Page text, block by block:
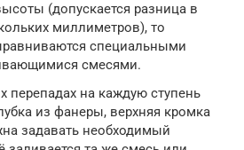
(допускается разница в
миллиметров), то
специальными
смесями.
перепадах на каждую ступень
из фанеры, верхняя кромка
задавать необходимый